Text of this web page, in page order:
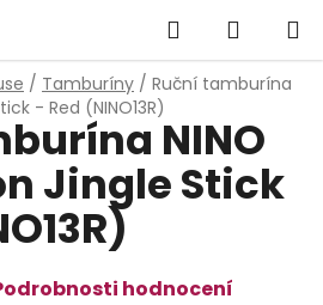
Hledat
KOŠÍK
/ Tamburíny / Ruční tamburína
- Red (NINO13R)
NINO
Jingle Stick
hodnocení